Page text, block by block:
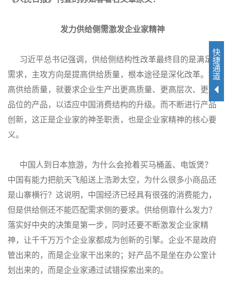
发力供给侧需激发企业家精神
习近平总书记强调，供给侧结构性改革最终目的是满足
需求，主攻方向是提高供给质量，根本途径是深化改革。提
高供给质量，就要求企业生产出更高质量、更高层次、更高
品位的产品，以适应中国消费结构的升级。而不断进行产品
创新，这正是企业家的神圣职责，也是企业家精神的核心要
义。
中国人到日本旅游，为什么会抢着买马桶盖、电饭煲？
中国有能力把航天飞船送上浩渺太空，为什么很多小商品还
是山寨横行？这说明，中国经济已经具有很强的消费能力，
但是供给侧还不能匹配需求侧的要求。供给侧靠什么发力？
落实好中央的决策是第一步，同时还要不断激发企业家精
神，让千千万万个企业家都成为创新的引擎。企业不是政府
管出来的，而是企业家干出来的；好产品不是坐在办公室计
划出来的，而是企业家通过试错探索出来的。
快
捷
通
道